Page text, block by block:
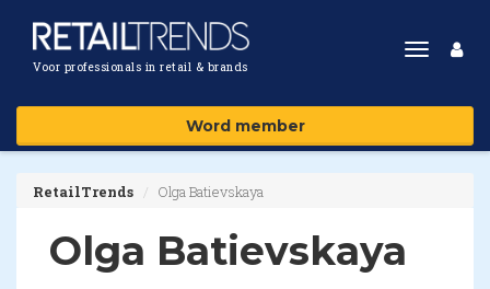
Voor professionals in retail & brands
Toggle
Word member
RetailTrends Olga Batievskaya
Olga Batievskaya